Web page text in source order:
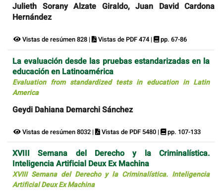
Julieth Sorany Alzate Giraldo, Juan David Cardona
Hernández
Vistas de resúmen 828 | Vistas de PDF 474 | pp. 67-86
La evaluación desde las pruebas estandarizadas en la
educación en Latinoamérica
Evaluation from standardized tests in education in Latin
America
Geydi Dahiana Demarchi Sánchez
Vistas de resúmen 8032 | Vistas de PDF 5480 | pp. 107-133
XVIII Semana del Derecho y la Criminalística.
Inteligencia Artificial Deux Ex Machina
XVIII Semana del Derecho y la Criminalística. Inteligencia
Artificial Deux Ex Machina